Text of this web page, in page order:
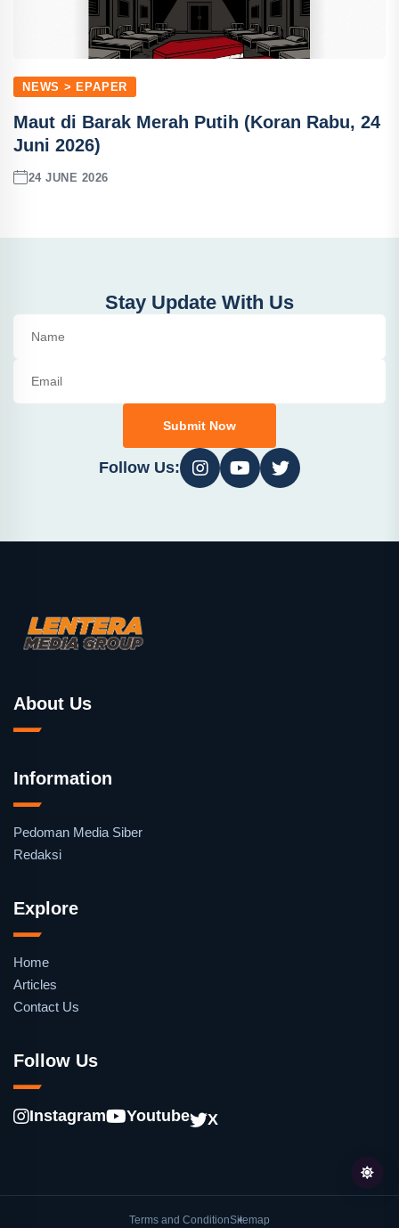
NEWS > EPAPER
Maut di Barak Merah Putih (Koran Rabu, 24
Juni 2026)
24 JUNE 2026
Stay Update With Us
Submit Now
Follow Us:
About Us
Information
Pedoman Media Siber
Redaksi
Explore
Home
Articles
Contact Us
Follow Us
Instagram Youtube X
Terms and ConditionSitemap